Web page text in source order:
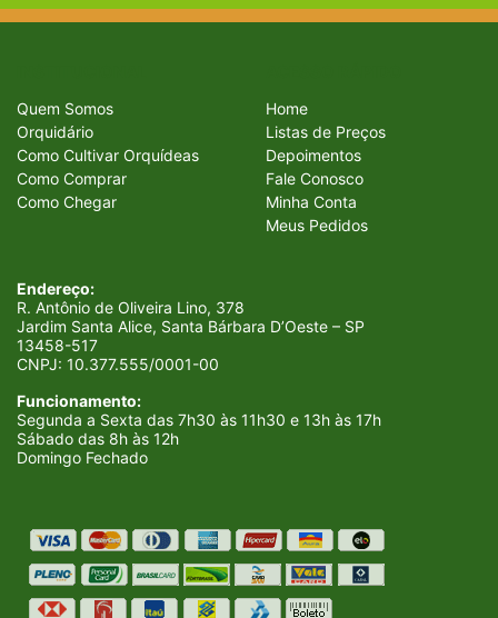
Endereço:
R. Antônio de Oliveira Lino, 378
Jardim Santa Alice, Santa Bárbara D’Oeste – SP
13458-517
CNPJ: 10.377.555/0001-00
Funcionamento:
Segunda a Sexta das 7h30 às 11h30 e 13h às 17h
Sábado das 8h às 12h
Domingo Fechado
Quem Somos
Orquidário
Como Cultivar Orquídeas
Como Comprar
Como Chegar
Home
Listas de Preços
Depoimentos
Fale Conosco
Minha Conta
Meus Pedidos